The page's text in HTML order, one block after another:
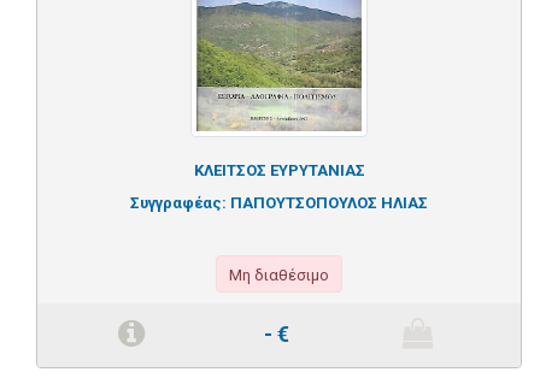
ΚΛΕΙΤΣΟΣ ΕΥΡΥΤΑΝΙΑΣ
Συγγραφέας: ΠΑΠΟΥΤΣΟΠΟΥΛΟΣ ΗΛΙΑΣ
Μη διαθέσιμο
- €